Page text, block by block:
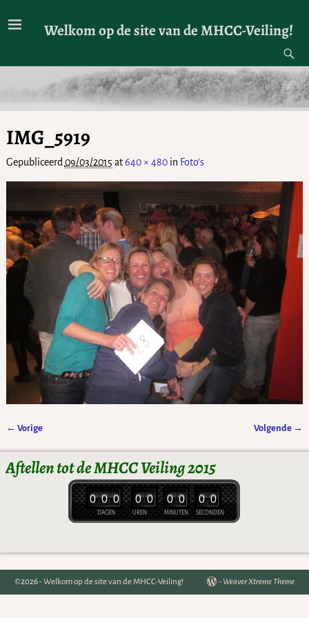
Welkom op de site van de MHCC-Veiling!
IMG_5919
Gepubliceerd 09/03/2015 at640 × 480in Foto’s
← Vorige Volgende →
Aftellen tot de MHCC Veiling 2015
DAGEN
0 0 0
UREN
0 0
MINUTEN
0 0
SECONDEN
0 0
©2026 -Welkom op de site van de MHCC-Veiling! - Weaver Xtreme Theme